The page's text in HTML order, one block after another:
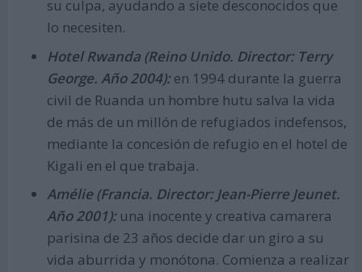
su culpa, ayudando a siete desconocidos que
lo necesiten.
Hotel Rwanda (Reino Unido. Director: Terry
George. Año 2004):en 1994 durante la guerra
civil de Ruanda un hombre hutu salva la vida
de más de un millón de refugiados indefensos,
mediante la concesión de refugio en el hotel de
Kigali en el que trabaja.
Amélie (Francia. Director: Jean-Pierre Jeunet.
Año 2001):una inocente y creativa camarera
parisina de 23 años decide dar un giro a su
vida aburrida y monótona. Comienza a realizar